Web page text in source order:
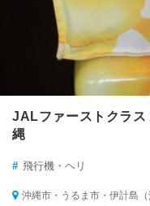
JALファーストクラ
縄
# 飛行機・ヘリ
沖縄市・うるま市・伊計島（